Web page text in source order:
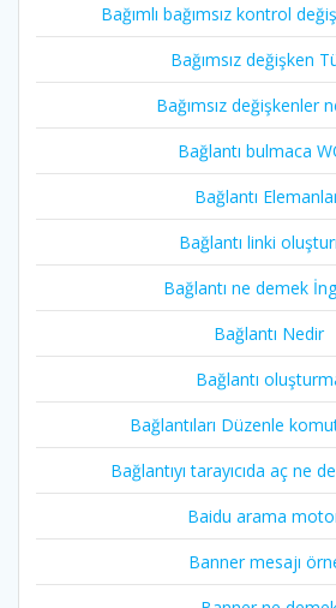
Bağımlı bağımsız kontrol
Bağımsız değişken
Bağımsız değişkenler
Bağlantı bulmaca
Bağlantı
Bağlantı linki
Bağlantı ne demek
Bağlantı Nedir
Bağlantı
Bağlantıları Düzenle
Bağlantıyı tarayıcıda aç ne
Baidu arama
Banner mesajı